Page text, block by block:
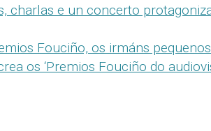
charlas e un concerto
Fouciño, os irmáns
os ‘Premios Fouciño do